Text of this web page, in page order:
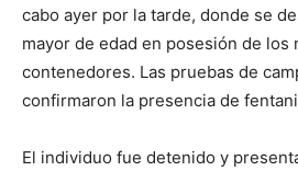
cabo ayer por la tarde, donde se
mayor de edad en posesión de los
contenedores. Las pruebas de
confirmaron la presencia de
El individuo fue detenido y